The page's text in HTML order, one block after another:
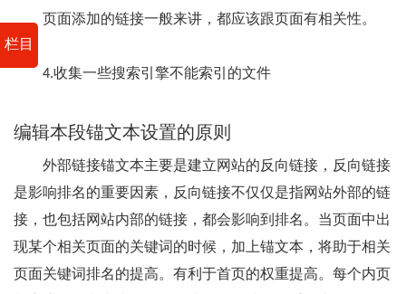
栏目
页面添加的链接一般来讲，都应该跟页面有相关性。
4.收集一些搜索引擎不能索引的文件
编辑本段锚文本设置的原则
外部链接锚文本主要是建立网站的反向链接，反向链接
是影响排名的重要因素，反向链接不仅仅是指网站外部的链
接，也包括网站内部的链接，都会影响到排名。当页面中出
现某个相关页面的关键词的时候，加上锚文本，将助于相关
页面关键词排名的提高。有利于首页的权重提高。每个内页